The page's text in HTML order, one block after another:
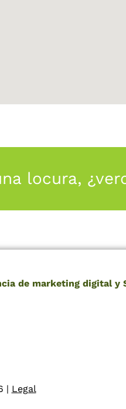
locura,
de marketing digital y
| Legal